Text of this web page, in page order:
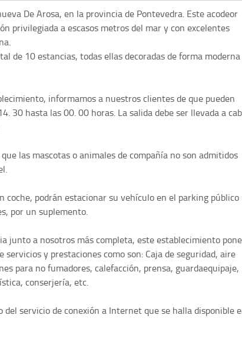
De Arosa, en la provincia de Pontevedra. Este acodeor
privilegiada a escasos metros del mar y con excelentes
de 10 estancias, todas ellas decoradas de forma
informamos a nuestros clientes de que pueden
30 hasta las 00. 00 horas. La salida debe ser llevada a
las mascotas o animales de compañía no son admitidos
coche, podrán estacionar su vehículo en el parking público
por un suplemento.
junto a nosotros más completa, este establecimiento pone
y prestaciones como son: Caja de seguridad, aire
para no fumadores, calefacción, prensa, guardaequipaje,
conserjería, etc.
servicio de conexión a Internet que se halla disponible